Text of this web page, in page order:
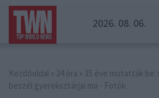
2026. 08. 06.
Kezdőoldal » 24 óra » 35 éve mutatták
beszél gyereksztárjai ma - Fotók